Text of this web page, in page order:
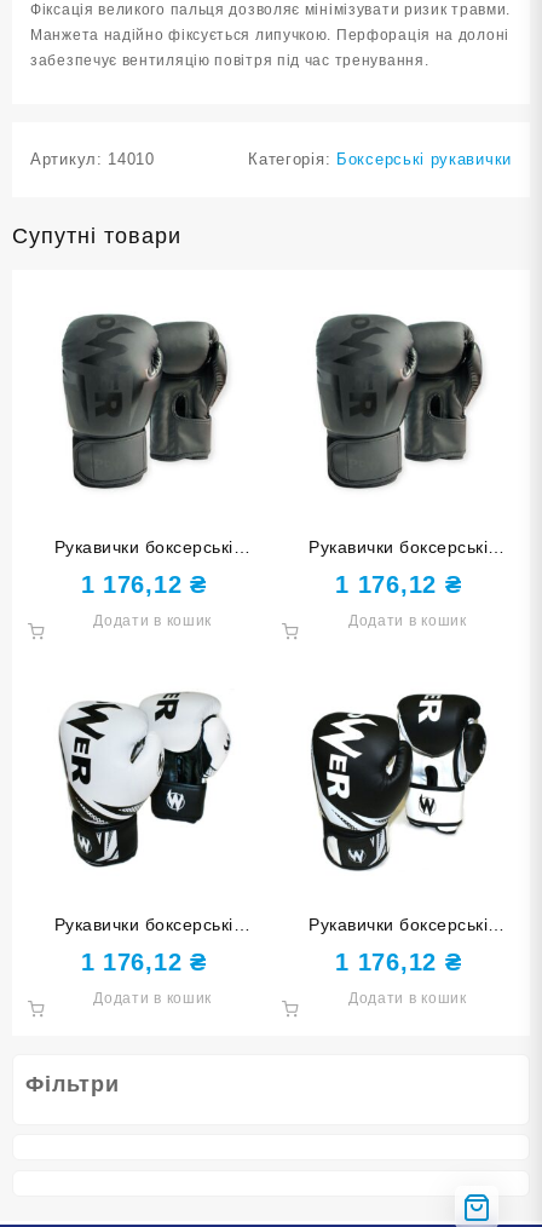
Фільтри
Фіксація великого пальця дозволяє мінімізувати ризик травми.
Манжета надійно фіксується липучкою. Перфорація на долоні
забезпечує вентиляцію повітря під час тренування.
Артикул: 14010 Категорія: Боксерські рукавички
Супутні товари
Рукавички боксерські
POWER чорні 14 унцій
Q116-Black-14
1 176,12 ₴
Додати в кошик
Рукавички боксерські
POWER чорні 12 унцій
Q116-Black-12
1 176,12 ₴
Додати в кошик
Рукавички боксерські
POWER білі з чорними
елементами 10 унцій POW-
W-Б10
1 176,12 ₴
Додати в кошик
Рукавички боксерські
POWER чорні з білими
елементами 6 унцій POW-
W-Ч6
1 176,12 ₴
Додати в кошик